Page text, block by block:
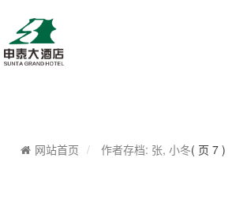
网站首页 作者存档: 张, 小冬( 页 7 )